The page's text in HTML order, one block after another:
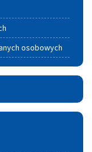
osobowych